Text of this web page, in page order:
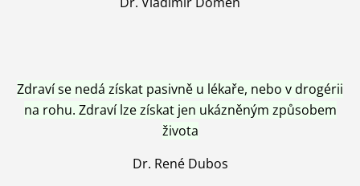
Zdraví se nedá získat pasivně u lékaře, nebo v drogérii
na rohu. Zdraví lze získat jen ukázněným způsobem
života
Dr. René Dubos